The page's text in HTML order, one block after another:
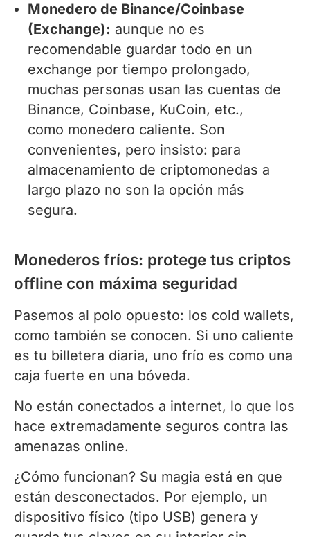
Monedero de Binance/Coinbase
(Exchange): aunque no es
recomendable guardar todo en un
exchange por tiempo prolongado,
muchas personas usan las cuentas de
Binance, Coinbase, KuCoin, etc.,
como monedero caliente. Son
convenientes, pero insisto: para
almacenamiento de criptomonedas a
largo plazo no son la opción más
segura.
Monederos fríos: protege tus criptos
offline con máxima seguridad
Pasemos al polo opuesto: los cold wallets,
como también se conocen. Si uno caliente
es tu billetera diaria, uno frío es como una
caja fuerte en una bóveda.
No están conectados a internet, lo que los
hace extremadamente seguros contra las
amenazas online.
¿Cómo funcionan? Su magia está en que
están desconectados. Por ejemplo, un
dispositivo físico (tipo USB) genera y